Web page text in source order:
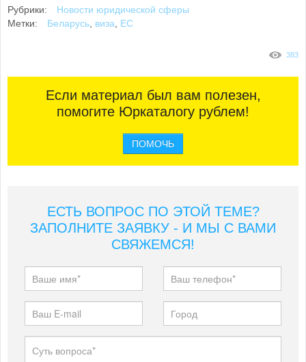
Рубрики:
Новости юридической сферы
Метки:
Беларусь виза ЕС
383
Если материал был вам полезен,
помогите Юркаталогу рублем!
ПОМОЧЬ
ЕСТЬ ВОПРОС ПО ЭТОЙ ТЕМЕ?
ЗАПОЛНИТЕ ЗАЯВКУ - И МЫ С ВАМИ
СВЯЖЕМСЯ!